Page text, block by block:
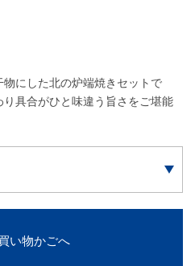
にした北の炉端焼きセットで
具合がひと味違う旨さをご堪能
い物かごへ